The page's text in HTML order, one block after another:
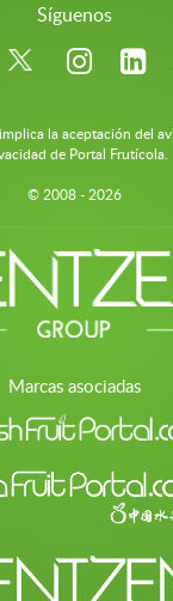
Síguenos
la aceptación del
de Portal Frutícola.
© 2008 - 2026
Marcas asociadas